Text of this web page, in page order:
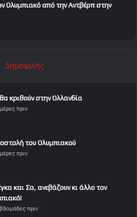
Ολυμπιακό από την Αντβέρπ στην
Δημοφιλής
κριθούν στην Ολλανδία
πριν
του Ολυμπιακού
πριν
και Σα, ανεβάζουν κι άλλο τον
πριν